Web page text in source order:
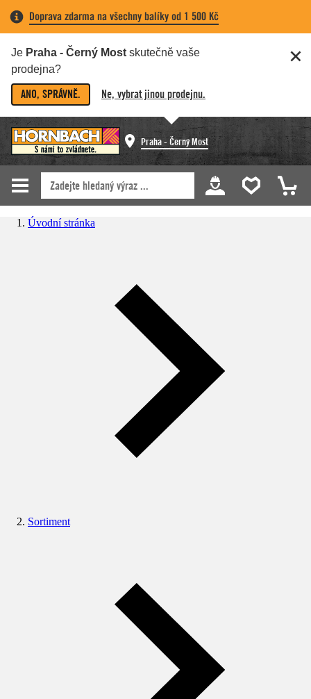
Doprava zdarma na všechny balíky od 1 500 Kč
Je Praha - Černý Most skutečně vaše
prodejna?
ANO, SPRÁVNĚ. Ne, vybrat jinou prodejnu.
Praha - Černý Most
Úvodní stránka
Sortiment